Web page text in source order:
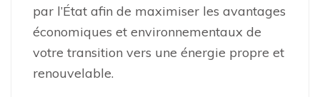
par l’État afin de maximiser les avantages
économiques et environnementaux de
votre transition vers une énergie propre et
renouvelable.